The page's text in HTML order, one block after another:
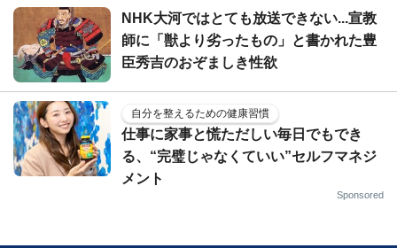
NHK大河ではとても放送できない...宣教
師に「獣より劣ったもの」と書かれた豊
臣秀吉のおぞましき性欲
自分を整えるための健康習慣
仕事に家事と慌ただしい毎日でもでき
る、“完璧じゃなくていい”セルフマネジ
メント
Sponsored